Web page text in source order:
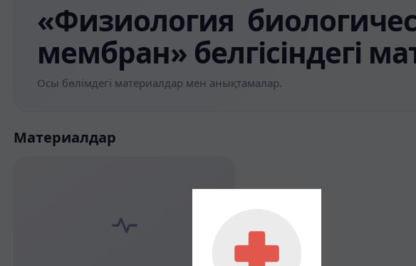
«Физиология
мембран» белгісіндегі
Осы бөлімдегі материалдар мен анықтамалар.
Материалдар